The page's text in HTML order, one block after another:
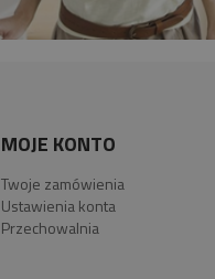
MOJE KONTO
Twoje zamówienia
Ustawienia konta
Przechowalnia